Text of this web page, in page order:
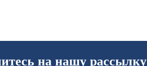
на нашу рассылку